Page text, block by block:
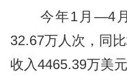
今年1月—4月
32.67万人次，同
收入4465.39万美